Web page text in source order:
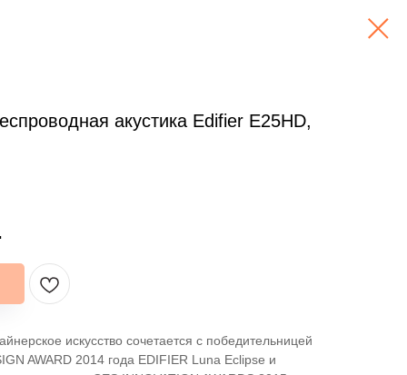
акустика Edifier E25HD,
искусство сочетается с победительницей
AWARD 2014 года EDIFIER Luna Eclipse и